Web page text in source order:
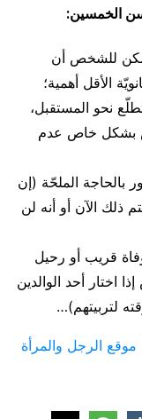
الخمسين:
يمكن للشخص أن
الأقل أهمية؛
نحو المستقبل،
بشكل خاص عدم
الملحّة (إن
ذلك الآن أو أنه لن
قريب أو رحيل
اختار أحد الوالدين
لتربيتهم)…
موقع الرجل والمرأة